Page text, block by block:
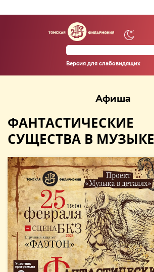
Версия для слабовидящих
Афиша
ФАНТАСТИЧЕСКИЕ
СУЩЕСТВА В МУЗЫКЕ